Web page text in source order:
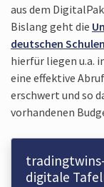
aus dem
Bislang geht die
deutschen Schulen
hierfür liegen u.a.
eine effektive
erschwert und so
vorhandenen
digitale